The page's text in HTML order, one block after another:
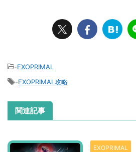
-EXOPRIMAL
-EXOPRIMAL攻略
関連記事
EXOPRIMAL